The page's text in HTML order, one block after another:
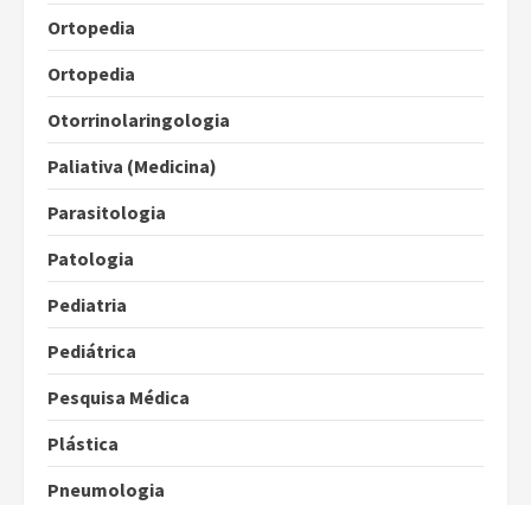
Ortopedia
Ortopedia
Otorrinolaringologia
Paliativa (Medicina)
Parasitologia
Patologia
Pediatria
Pediátrica
Pesquisa Médica
Plástica
Pneumologia